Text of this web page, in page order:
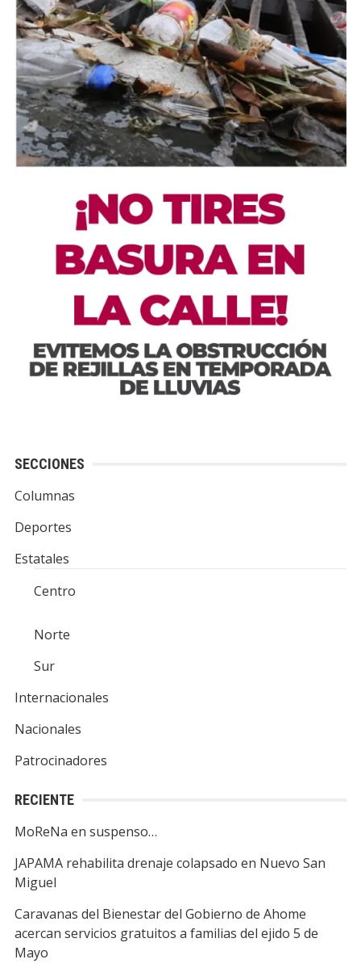
SECCIONES
Columnas
Deportes
Estatales
Centro
Norte
Sur
Internacionales
Nacionales
Patrocinadores
RECIENTE
MoReNa en suspenso…
JAPAMA rehabilita drenaje colapsado en Nuevo San
Miguel
Caravanas del Bienestar del Gobierno de Ahome
acercan servicios gratuitos a familias del ejido 5 de
Mayo